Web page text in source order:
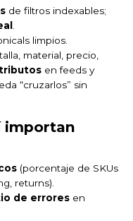
de filtros indexables;
limpios.
material, precio,
en feeds y
“cruzarlos” sin
importan
(porcentaje de SKUs
returns).
de errores en